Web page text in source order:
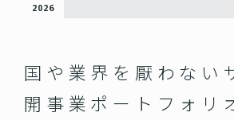
2026
国や業界を厭わない
開 事業ポートフォリ